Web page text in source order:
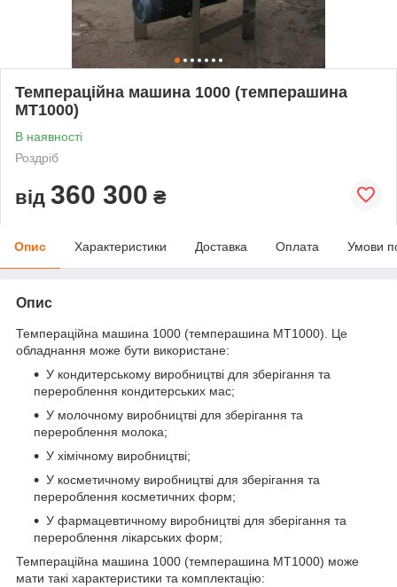
Темпераційна машина 1000 (темперашина
МТ1000)
В наявності
Роздріб
від 360 300 ₴
Опис Характеристики Доставка Оплата Умови
Опис
Темпераційна машина 1000 (темперашина МТ1000). Це
обладнання може бути використане:
У кондитерському виробництві для зберігання та
перероблення кондитерських мас;
У молочному виробництві для зберігання та
перероблення молока;
У хімічному виробництві;
У косметичному виробництві для зберігання та
перероблення косметичних форм;
У фармацевтичному виробництві для зберігання та
перероблення лікарських форм;
Темпераційна машина 1000 (темперашина МТ1000) може
мати такі характеристики та комплектацію: